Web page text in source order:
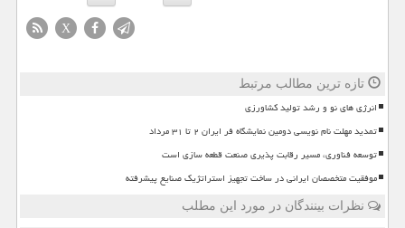
X
تازه ترین مطالب مرتبط
انرژی های نو و رشد تولید کشاورزی
تمدید مهلت نام نویسی دومین نمایشگاه فر ایران ۲ تا ۳۱ مرداد
توسعه فناوری، مسیر رقابت پذیری صنعت قطعه سازی است
موفقیت متخصصان ایرانی در ساخت تجهیز استراتژیک صنایع پیشرفته
نظرات بینندگان در مورد این مطلب